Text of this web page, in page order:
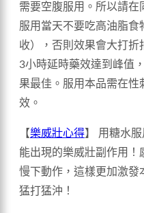
需要空腹服用。所以請在
服用當天不要吃高油脂食
收），否則效果會大打折
3小時延時藥效達到峰值
果最佳。服用本品需在性
效。
【樂威壯心得】 用糖水
能出現的樂威壯副作用
慢下動作，這樣更加激發
猛打猛沖！